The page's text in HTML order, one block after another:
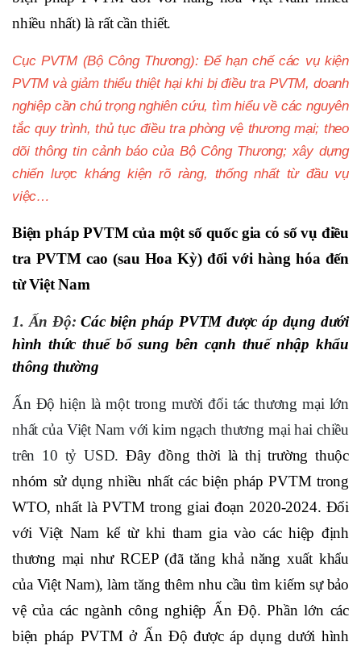
nhiều nhất) là rất cần thiết.
Cục PVTM (Bộ Công Thương): Để hạn chế các vụ kiện
PVTM và giảm thiểu thiệt hại khi bị điều tra PVTM, doanh
nghiệp cần chú trọng nghiên cứu, tìm hiểu về các nguyên
tắc quy trình, thủ tục điều tra phòng vệ thương mại; theo
dõi thông tin cảnh báo của Bộ Công Thương; xây dựng
chiến lược kháng kiện rõ ràng, thống nhất từ đầu vụ
việc…
Biện pháp PVTM của một số quốc gia có số vụ điều
tra PVTM cao (sau Hoa Kỳ) đối với hàng hóa đến
từ Việt Nam
1. Ấn Độ:Các biện pháp PVTM được áp dụng dưới
hình thức thuế bổ sung bên cạnh thuế nhập khẩu
thông thường
Ấn Độ hiện là một trong mười đối tác thương mại lớn
nhất của Việt Nam với kim ngạch thương mại hai chiều
trên 10 tỷ USD.Đây đồng thời là thị trường thuộc
nhóm sử dụng nhiều nhất các biện pháp PVTM trong
WTO, nhất là PVTM trong giai đoạn 2020-2024. Đối
với Việt Nam kể từ khi tham gia vào các hiệp định
thương mại như RCEP (đã tăng khả năng xuất khẩu
của Việt Nam), làm tăng thêm nhu cầu tìm kiếm sự bảo
vệ của các ngành công nghiệp Ấn Độ.Phần lớn các
biện pháp PVTM ở Ấn Độ được áp dụng dưới hình